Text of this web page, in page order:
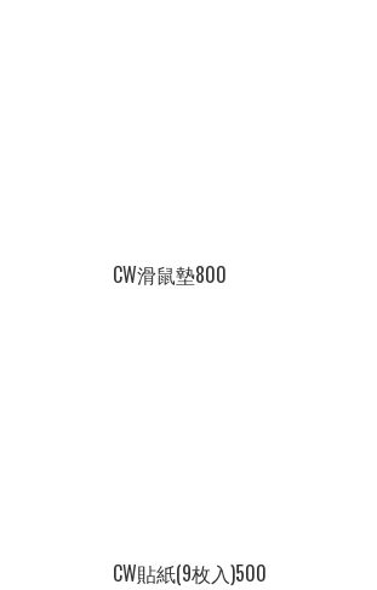
CW滑鼠墊800
CW貼紙(9枚入)500